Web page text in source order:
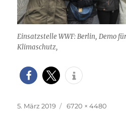
Einsatzstelle WWF: Berlin, Demo
Klimaschutz,
Veröffentlicht
5. März 2019
Volle
6720 × 4480